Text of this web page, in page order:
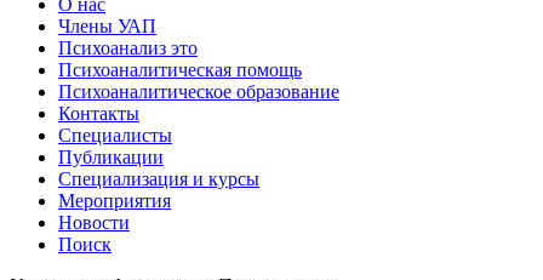
О нас
Члены УАП
Психоанализ это
Психоаналитическая помощь
Психоаналитическое образование
Контакты
Специалисты
Публикации
Специализация и курсы
Мероприятия
Новости
Поиск